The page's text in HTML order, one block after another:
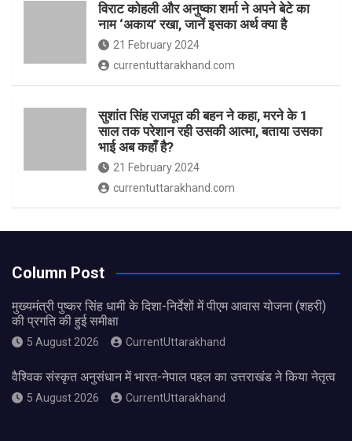
विराट कोहली और अनुष्का शर्मा ने अपने बेटे का
नाम ‘अकाय’ रखा, जानें इसका अर्थ क्‍या है
21 February 2024
currentuttarakhand.com
सुशांत सिंह राजपूत की बहन ने कहा, मरने के 1
साल तक परेशान रही उसकी आत्मा, बताया उसका
भाई अब कहाँ है?
21 February 2024
currentuttarakhand.com
Column Post
मुख्यमंत्री पुष्कर सिंह धामी के दिशा-निर्देशों में पीएम आवास योजना (शहरी)
की प्रगति की हुई समीक्षा
5 August 2026 CurrentUttarakhand
वैश्विक संस्कृत अनुसंधान में भारत-नेपाल पहल का उत्तराखंड ने किया नेतृत्व
5 August 2026 CurrentUttarakhand